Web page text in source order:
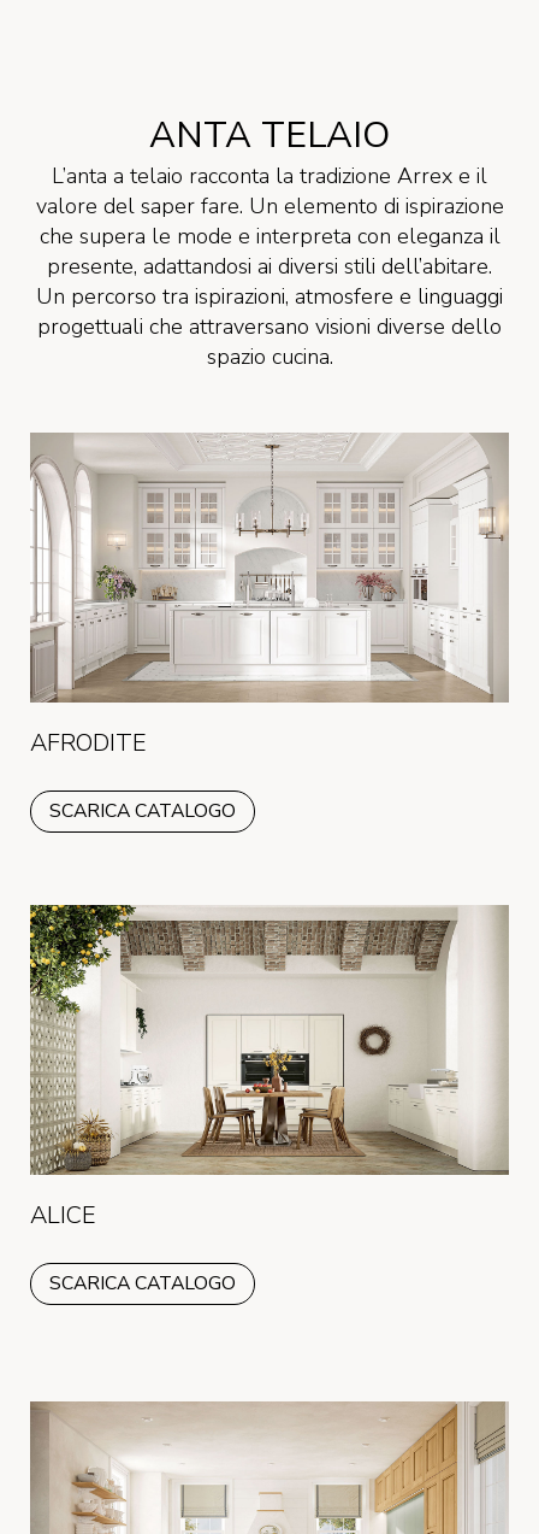
ANTA TELAIO
L’anta a telaio racconta la tradizione Arrex e il
valore del saper fare. Un elemento di ispirazione
che supera le mode e interpreta con eleganza il
presente, adattandosi ai diversi stili dell’abitare.
Un percorso tra ispirazioni, atmosfere e linguaggi
progettuali che attraversano visioni diverse dello
spazio cucina.
AFRODITE
SCARICA CATALOGO
ALICE
SCARICA CATALOGO